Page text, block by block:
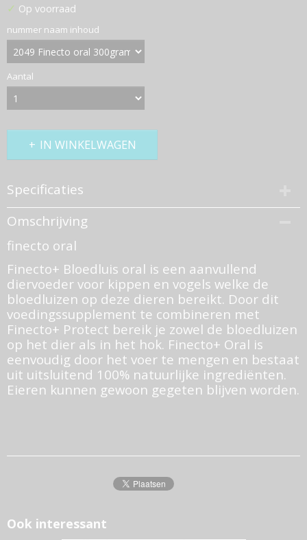
✓ Op voorraad
nummer naam inhoud
Aantal
IN WINKELWAGEN
Specificaties
Productcode
20940-805
EAN code
Bruto gewicht
0,30 Kg
Omschrijving
finecto oral
Finecto+ Bloedluis oral is een aanvullend
diervoeder voor kippen en vogels welke de
bloedluizen op deze dieren bereikt. Door dit
voedingssupplement te combineren met
Finecto+ Protect bereik je zowel de bloedluizen
op het dier als in het hok. Finecto+ Oral is
eenvoudig door het voer te mengen en bestaat
uit uitsluitend 100% natuurlijke ingrediënten.
Eieren kunnen gewoon gegeten blijven worden.
Ook interessant